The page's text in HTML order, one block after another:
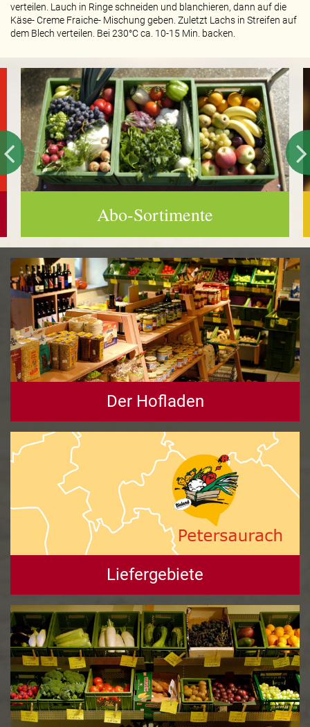
verteilen. Lauch in Ringe schneiden und blanchieren, dann auf die
Käse- Creme Fraiche- Mischung geben. Zuletzt Lachs in Streifen auf
dem Blech verteilen. Bei 230°C ca. 10-15 Min. backen.
Abo-Sortimente
Der Hofladen
Liefergebiete